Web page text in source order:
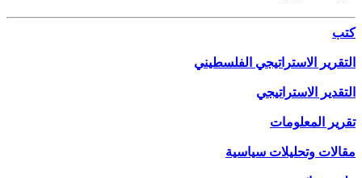
كتب
التقرير الاستراتيجي الفلسطيني
التقدير الاستراتيجي
تقرير المعلومات
مقالات وتحليلات سياسية